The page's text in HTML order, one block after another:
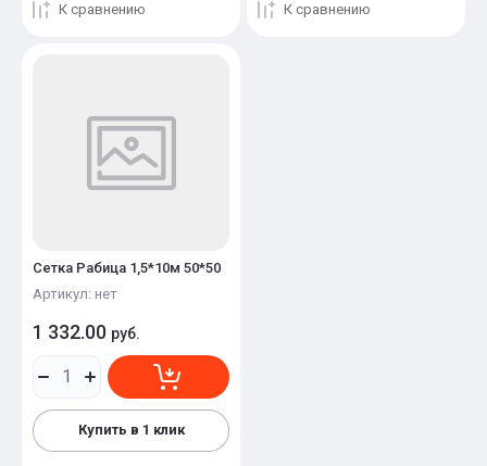
К сравнению К сравнению
Сетка Рабица 1,5*10м 50*50
Артикул: нет
1 332.00 руб.
Купить в 1 клик